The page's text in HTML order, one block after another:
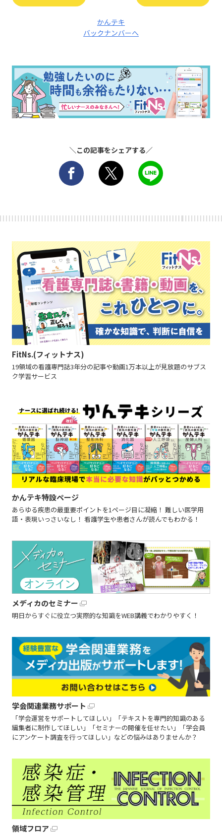
かんテキ
バックナンバーへ
＼この記事をシェアする／
FitNs.(フィットナス)
19領域の看護専門誌3年分の記事や動画1万本以上が見放題のサブス
ク学習サービス
かんテキ特設ページ
あらゆる疾患の最重要ポイントを1ページ目に凝縮！ 難しい医学用
語・表現いっさいなし！ 看護学生や患者さんが読んでもわかる！
メディカのセミナー
明日からすぐに役立つ実際的な知識をWEB講義でわかりやすく！
学会関連業務サポート
「学会運営をサポートしてほしい」「テキストを専門的知識のある
編集者に制作してほしい」「セミナーの開催を任せたい」「学会員
にアンケート調査を行ってほしい」などの悩みはありませんか？
領域フロア